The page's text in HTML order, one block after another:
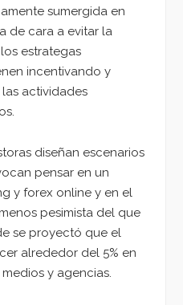
sumergida en
de cara a evitar la
estrategas
incentivando y
actividades
diseñan escenarios
pensar en un
y forex online y en el
pesimista del que
se proyectó que el
alrededor del 5% en
y agencias.